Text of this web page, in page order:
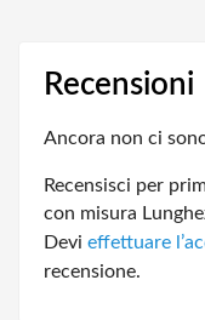
Recensioni
Ancora non ci
Recensisci per
con misura
Devi effettuare
recensione.